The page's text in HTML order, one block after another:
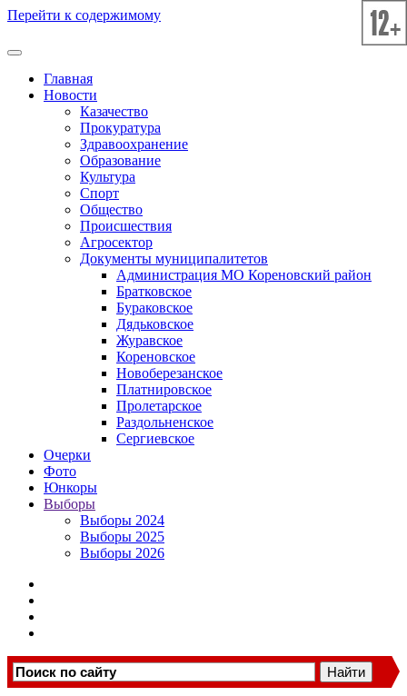
Перейти к содержимому
Главная
Новости
Казачество
Прокуратура
Здравоохранение
Образование
Культура
Спорт
Общество
Происшествия
Агросектор
Документы муниципалитетов
Администрация МО Кореновский район
Братковское
Бураковское
Дядьковское
Журавское
Кореновское
Новоберезанское
Платнировское
Пролетарское
Раздольненское
Сергиевское
Очерки
Фото
Юнкоры
Выборы
Выборы 2024
Выборы 2025
Выборы 2026